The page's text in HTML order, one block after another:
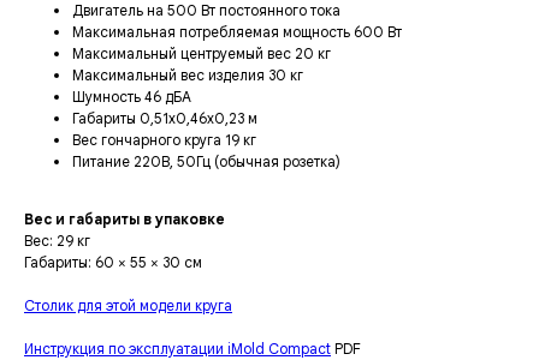
Двигатель на 500 Вт постоянного тока
Максимальная потребляемая мощность 600 Вт
Максимальный центруемый вес 20 кг
Максимальный вес изделия 30 кг
Шумность 46 дБА
Габариты 0,51х0,46х0,23 м
Вес гончарного круга 19 кг
Питание 220В, 50Гц (обычная розетка)
Вес и габариты в упаковке
Вес: 29 кг
Габариты: 60 × 55 × 30 см
Столик для этой модели круга
Инструкция по эксплуатации iMold Compact PDF